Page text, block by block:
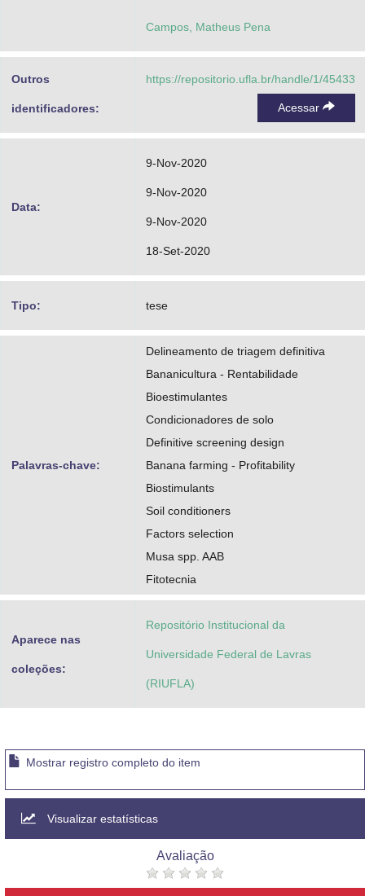
Campos, Matheus Pena
Outros
identificadores:
https://repositorio.ufla.br/handle/1/45433
Acessar
Data:
9-Nov-2020
9-Nov-2020
9-Nov-2020
18-Set-2020
Tipo: tese
Palavras-chave:
Delineamento de triagem definitiva
Bananicultura - Rentabilidade
Bioestimulantes
Condicionadores de solo
Definitive screening design
Banana farming - Profitability
Biostimulants
Soil conditioners
Factors selection
Musa spp. AAB
Fitotecnia
Aparece nas
coleções:
Repositório Institucional da
Universidade Federal de Lavras
(RIUFLA)
Mostrar registro completo do item
Visualizar estatísticas
Avaliação